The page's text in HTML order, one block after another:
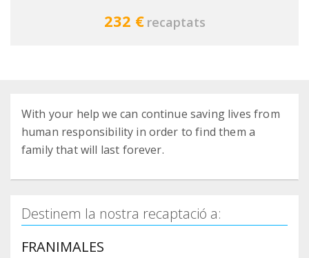
232 € recaptats
With your help we can continue saving lives from
human responsibility in order to find them a
family that will last forever.
Destinem la nostra recaptació a:
FRANIMALES